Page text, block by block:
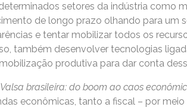
setores da indústria como
de longo prazo olhando para um
e tentar mobilizar todos os
também desenvolver tecnologias
produtiva para dar conta
Valsa brasileira: do boom ao caos
econômicas, tanto a fiscal – por